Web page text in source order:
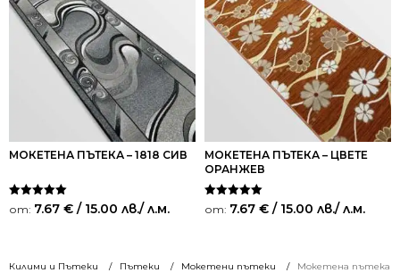
Килими и Пътеки Пътеки Мокетени пътеки Мокетена пътека –
МОКЕТЕНА ПЪТЕКА – 1818 СИВ
Оценено на
5.00
от: 7.67 € / 15.00 лв./ л.м.
МОКЕТЕНА ПЪТЕКА – ЦВЕТЕ
ОРАНЖЕВ
Оценено на
5.00
от: 7.67 € / 15.00 лв./ л.м.